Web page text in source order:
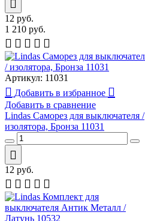
12 руб.
1 210 руб.
Артикул: 11031
Добавить в избранное
Добавить в сравнение
Lindas Саморез для выключателя /
изолятора, Бронза 11031
12 руб.